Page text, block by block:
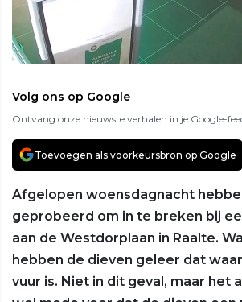
Volg ons op Google
Ontvang onze nieuwste verhalen in je Google-
Toevoegen als voorkeursbron op Google
Afgelopen woensdagnacht
geprobeerd om in te breken bij
aan de Westdorplaan in Raalte.
hebben de dieven geleer dat
vuur is. Niet in dit geval, maar het